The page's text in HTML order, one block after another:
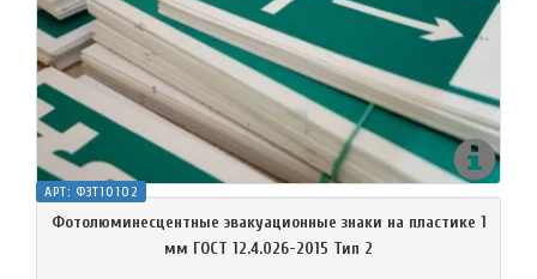
АРТ: ФЗТ10102
Фотолюминесцентные эвакуационные знаки на пластике 1
мм ГОСТ 12.4.026-2015 Тип 2